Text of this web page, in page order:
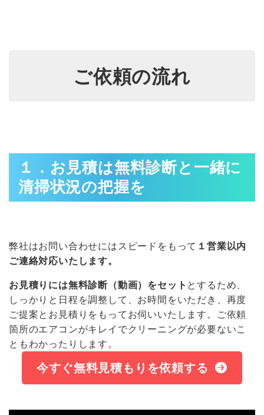
ご依頼の流れ
１．お見積は無料診断と一緒に
清掃状況の把握を
弊社はお問い合わせにはスピードをもって １営業以内
ご連絡対応いたします。
お見積りには無料診断（動画）をセット とするため、
しっかりと日程を調整して、お時間をいただき、再度
ご提案とお見積りをもってお伺いいたします。ご依頼
箇所のエアコンがキレイでクリーニングが必要ないこ
ともわかったりします。
今すぐ無料見積もりを依頼する